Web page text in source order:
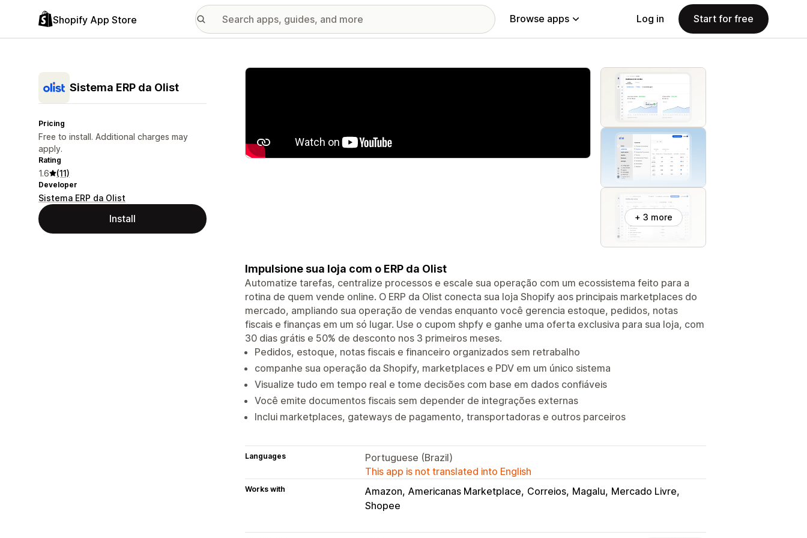
Shopify App Store Browse apps Log in Start for free
Sistema ERP da Olist
Pricing
Free to install. Additional charges may
apply.
Rating
1.6 (11)
Developer
Sistema ERP da Olist
Install
Featured images gallery
+ 3 more
Impulsione sua loja com o ERP da Olist
Automatize tarefas, centralize processos e escale sua operação com um ecossistema feito para a
rotina de quem vende online. O ERP da Olist conecta sua loja Shopify aos principais marketplaces do
mercado, ampliando sua operação de vendas enquanto você gerencia estoque, pedidos, notas
fiscais e finanças em um só lugar. Use o cupom shpfy e ganhe uma oferta exclusiva para sua loja, com
30 dias grátis e 50% de desconto nos 3 primeiros meses.
Pedidos, estoque, notas fiscais e financeiro organizados sem retrabalho
companhe sua operação da Shopify, marketplaces e PDV em um único sistema
Visualize tudo em tempo real e tome decisões com base em dados confiáveis
Você emite documentos fiscais sem depender de integrações externas
Inclui marketplaces, gateways de pagamento, transportadoras e outros parceiros
Languages
Portuguese (Brazil)
This app is not translated into English
Works with Amazon Americanas Marketplace Correios Magalu Mercado Livre
Shopee